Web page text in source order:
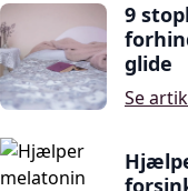
9
glide
Se